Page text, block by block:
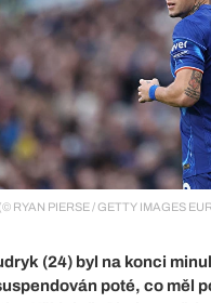
RYAN PIERSE / GETTY IMAGES
(24) byl na konci
poté, co měl